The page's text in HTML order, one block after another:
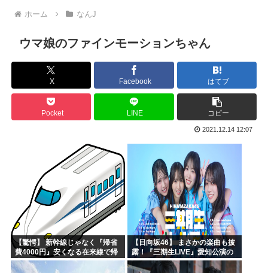
音楽生成AI「Suno」著作権侵害判決 人「人の曲を聴き...
海外「今年、夏の暑さが厳しい日本でこんなものが売れてるら...
ハンターハンター、メインヒロインがいない
韓国人「韓国のイメージ失墜は免れないのか？2011〜12...
進次郎「辺野古の事故ガー!」 記者「米兵がレ●プしました...
高市政権の消費税減税に反対している9人の自民党議員が全て...
ワイ（神絵師）が絵描いたから見てや
ドラゴンボールのセル編、あまりにも戦犯が多すぎるwww
靖国神社「軍服のコスプレやめろ、"慰霊"の意味考えろ」
ネトウヨ「在日特権やばい。働かずに年間600万円もらって...
【画像】けいおんキャラのヌードwww
日本人「失われた30年ヤバいだろ…貧乏になりすぎ…もう愛...
ホーム なんJ
ウマ娘のファインモーションちゃん
X Facebook はてブ
Pocket LINE コピー
2021.12.14 12:07
【驚愕】 新幹線じゃなく『帰省
費4000円』安くなる在来線で帰
省した結果ｗｗｗｗｗ
【日向坂46】 まさかの楽曲も披
露！『三期生LIVE』愛知公演の
レポがこちら